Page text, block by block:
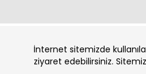
İnternet sitemizde
ziyaret edebilirsiniz.
Copyright 2026 Show